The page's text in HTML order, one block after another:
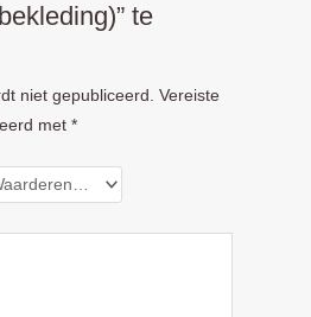
te
niet gepubliceerd. Vereiste
met *